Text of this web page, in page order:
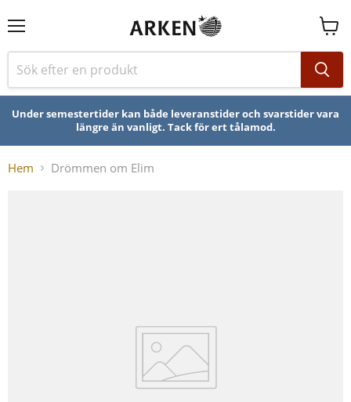
Se
Under semestertider kan både leveranstider och svarstider vara
längre än vanligt. Tack för ert tålamod.
Hem Drömmen om Elim